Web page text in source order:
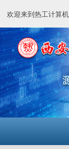
欢迎来到热工计算